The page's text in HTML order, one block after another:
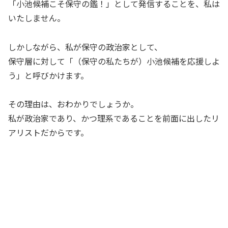
「小池候補こそ保守の鑑！」として発信することを、私は
いたしません。
しかしながら、私が保守の政治家として、
保守層に対して「（保守の私たちが）小池候補を応援しよ
う」と呼びかけます。
その理由は、おわかりでしょうか。
私が政治家であり、かつ理系であることを前面に出したリ
アリストだからです。